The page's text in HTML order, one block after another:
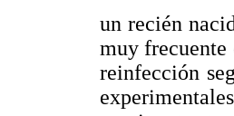
un recién
muy frecuente
reinfección